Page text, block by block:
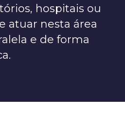
hospitais ou
atuar nesta área
e de forma